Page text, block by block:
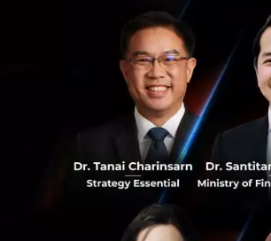
0
0